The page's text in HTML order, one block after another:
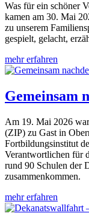
Was für ein schöner
kamen am 30. Mai
zu unserem
gespielt, gelacht,
mehr erfahren
Gemeinsam
Am 19. Mai 2026
(ZIP) zu Gast in
Fortbildungsinstitut
Verantwortlichen für
rund 90 Schulen der
zusammenkommen.
mehr erfahren